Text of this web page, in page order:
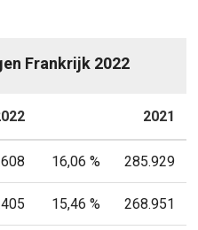
Frankrijk 2022
2021
16,06 % 285.929
15,46 % 268.951